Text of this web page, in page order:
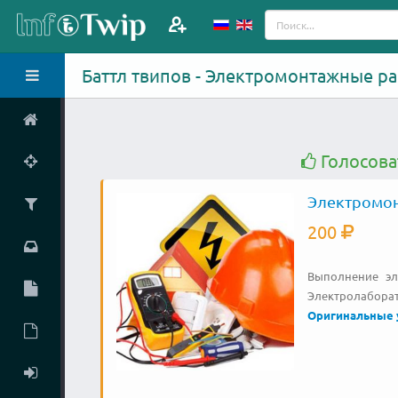
Баттл твипов - Электромонтажные
200
Выполнение
Оригинальные